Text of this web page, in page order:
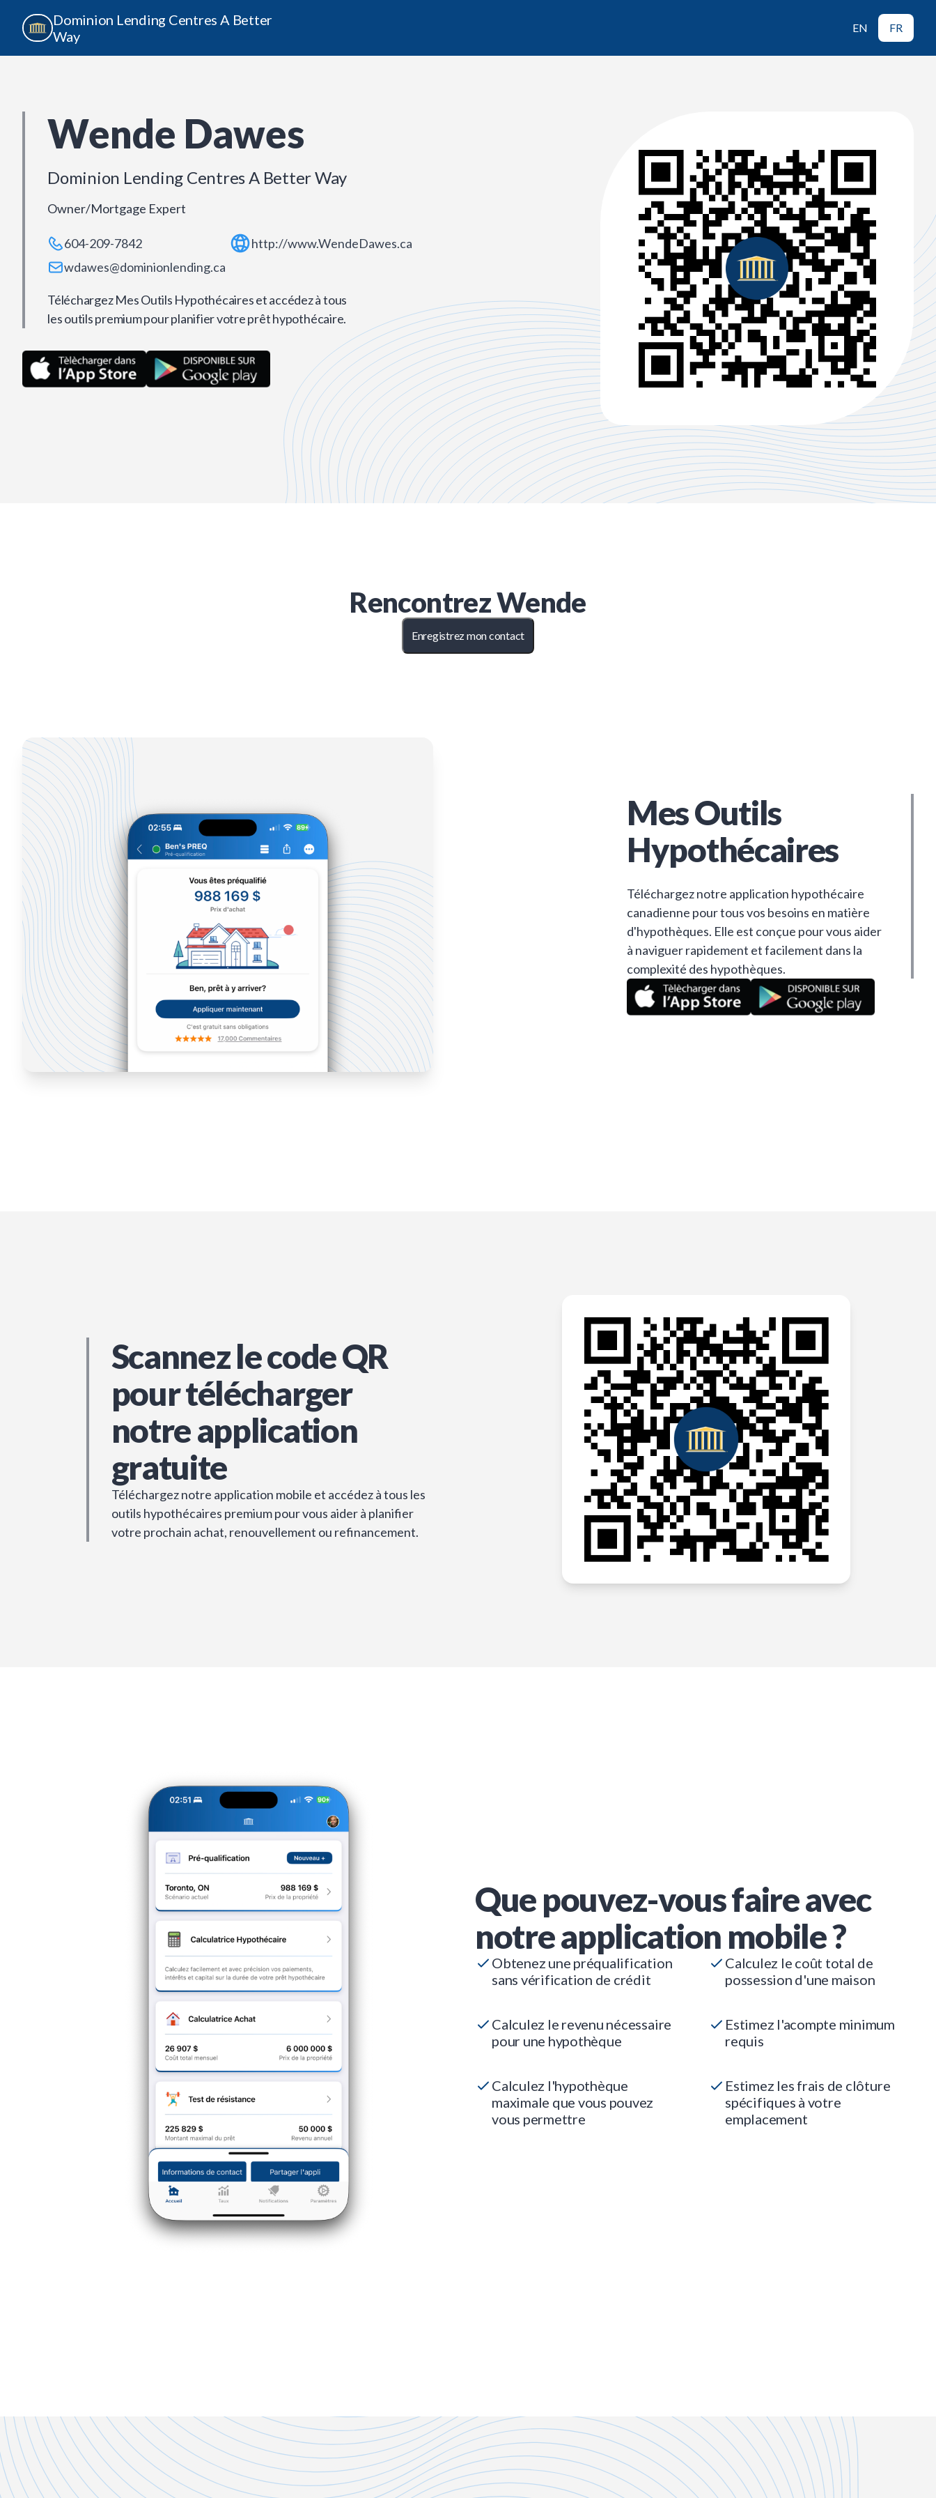
Dominion Lending Centres A Better
Way
EN FR
Wende Dawes
Dominion Lending Centres A Better Way
Owner/Mortgage Expert
604-209-7842
wdawes@dominionlending.ca
http://www.WendeDawes.ca
Téléchargez Mes Outils Hypothécaires et accédez à tous
les outils premium pour planifier votre prêt hypothécaire.
RencontrezWende
Enregistrez mon contact
Mes Outils
Hypothécaires
Téléchargez notre application hypothécaire
canadienne pour tous vos besoins en matière
d'hypothèques. Elle est conçue pour vous aider
à naviguer rapidement et facilement dans la
complexité des hypothèques.
Scannez le code QR
pour télécharger
notre application
gratuite
Téléchargez notre application mobile et accédez à tous les
outils hypothécaires premium pour vous aider à planifier
votre prochain achat, renouvellement ou refinancement.
Que pouvez-vous faire avec
notre application mobile ?
Obtenez une préqualification
sans vérification de crédit
Calculez le coût total de
possession d'une maison
Calculez le revenu nécessaire
pour une hypothèque
Estimez l'acompte minimum
requis
Calculez l'hypothèque
maximale que vous pouvez
vous permettre
Estimez les frais de clôture
spécifiques à votre
emplacement